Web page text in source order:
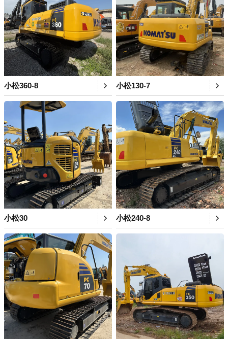
小松360-8 小松130-7
小松30 小松240-8